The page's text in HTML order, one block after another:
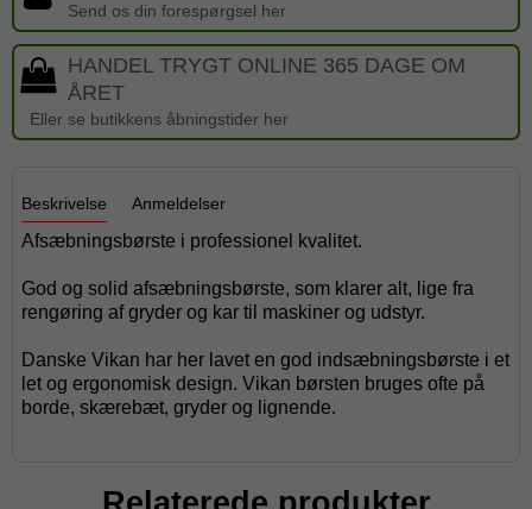
Send os din forespørgsel her
HANDEL TRYGT ONLINE 365 DAGE OM
ÅRET
Eller se butikkens åbningstider her
Beskrivelse Anmeldelser
Afsæbningsbørste i professionel kvalitet.
God og solid afsæbningsbørste, som klarer alt, lige fra
rengøring af gryder og kar til maskiner og udstyr.
Danske Vikan har her lavet en god indsæbningsbørste i et
let og ergonomisk design. Vikan børsten bruges ofte på
borde, skærebæt, gryder og lignende.